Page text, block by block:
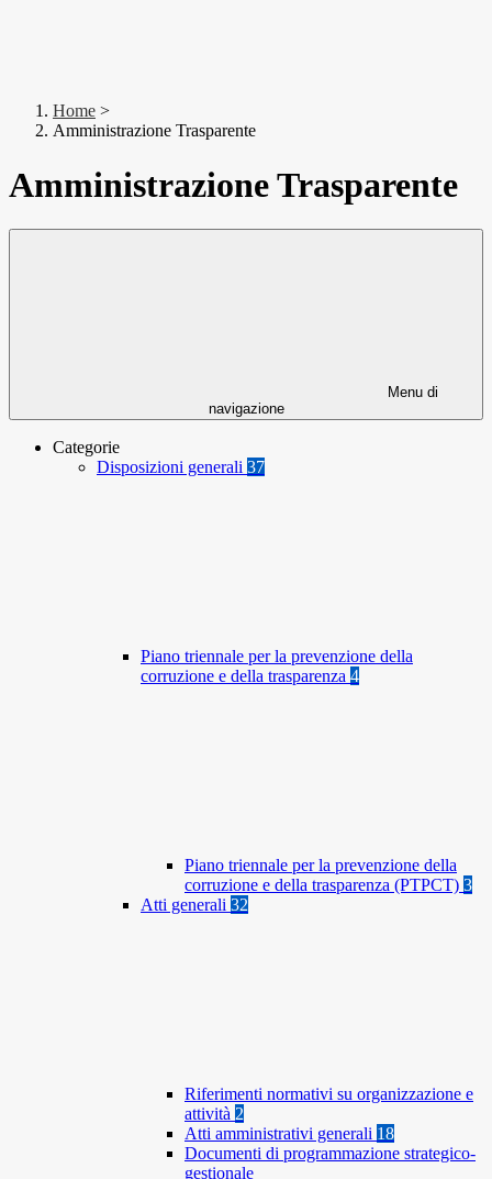
Home >
Amministrazione Trasparente
Amministrazione Trasparente
Menu di
navigazione
Categorie
Disposizioni generali 37
Piano triennale per la prevenzione della
corruzione e della trasparenza 4
Piano triennale per la prevenzione della
corruzione e della trasparenza (PTPCT) 3
Atti generali 32
Riferimenti normativi su organizzazione e
attività 2
Atti amministrativi generali 18
Documenti di programmazione strategico-
gestionale